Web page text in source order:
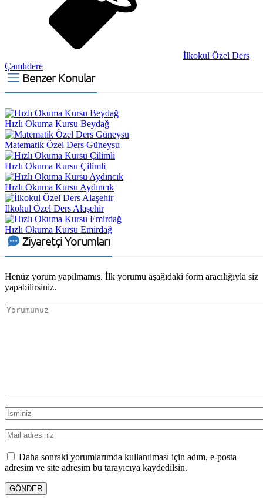
İlkokul Özel Ders
Çamlıdere
Benzer Konular
Hızlı Okuma Kursu Beydağ
Matematik Özel Ders Güneysu
Hızlı Okuma Kursu Çilimli
Hızlı Okuma Kursu Aydıncık
İlkokul Özel Ders Alaşehir
Hızlı Okuma Kursu Emirdağ
Ziyaretçi Yorumları
Henüz yorum yapılmamış. İlk yorumu aşağıdaki form aracılığıyla siz
yapabilirsiniz.
Daha sonraki yorumlarımda kullanılması için adım, e-posta
adresim ve site adresim bu tarayıcıya kaydedilsin.